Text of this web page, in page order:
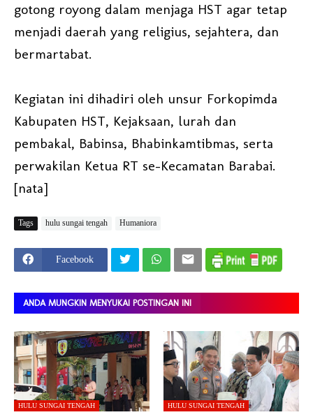
gotong royong dalam menjaga HST agar tetap
menjadi daerah yang religius, sejahtera, dan
bermartabat.
Kegiatan ini dihadiri oleh unsur Forkopimda
Kabupaten HST, Kejaksaan, lurah dan
pembakal, Babinsa, Bhabinkamtibmas, serta
perwakilan Ketua RT se-Kecamatan Barabai.
[nata]
Tags hulu sungai tengah Humaniora
Facebook
ANDA MUNGKIN MENYUKAI POSTINGAN INI
HULU SUNGAI TENGAH HULU SUNGAI TENGAH